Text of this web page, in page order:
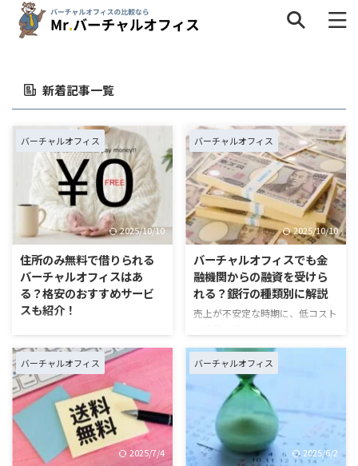
タグ一覧
インタビュー
キャンペーン サービス内容
ネットショップ バーチャルオフィスの疑問 個人事業主
地域 料金・格安 比較 法人 解約
評判・口コミ 選び方 銀行
新着記事一覧
バーチャルオフィス
2025/10/10
住所のみ無料で借りられる
バーチャルオフィスはあ
る？格安のおすすめサービ
スも紹介！
いる方のなかには、「住所のみな
ら無料で借りられるのでは？」と
お考えの方もいらっしゃるのでは
ないでしょうか？とくに、事業を
立ち上げた当初は、ランニングコ
ストをできるだけ抑えたいと思う
ものです。 そこで本記事では、
無料で住所が借りられるバーチャ
バーチャルオフィス
2025/10/10
バーチャルオフィスでも金
融機関からの融資を受けら
れる？銀行の種類別に解説
売上が不安定な時期に、低コスト
フィスは魅力です。ただ、そこで
心配になるのは「銀行からの融資
を受けられるのかどうか」ではな
いでしょうか。借りた住所に営業
実態が存在しないことから、「マ
イナス評価を受けたり審査落ちし
たりしないだろうか？…」と不安
に感じている方も多いはずです。
バーチャルオフィス
2025/7/4
バーチャルオフィス
2025/6/2